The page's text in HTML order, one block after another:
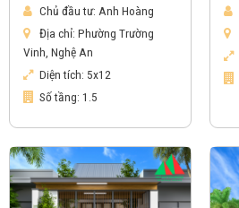
Chủ đầu tư: Anh Hoàng
Địa chỉ: Phường Trường
Vinh, Nghệ An
Diện tích: 5x12
Số tầng: 1.5